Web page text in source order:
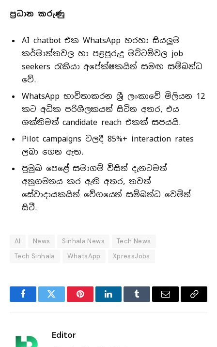
ප්‍රධාන කරුණු
AI chatbot එක WhatsApp හරහා සියලුම
කර්මාන්තවල හා පළපුරුදු මට්ටම්වල job
seekers රැකියා අපේක්ෂකයින් සමඟ සම්බන්ධ
වේ.
WhatsApp භාවිතාකරන ශ්‍රී ලංකාවේ මිලියන 12
කට අධික පරිශීලකයන් සිටින අතර, එය
ශක්තිමත් candidate reach එකක් සපයයි.
Pilot campaigns වලදී 85%+ interaction rates
ලබා ගෙන ඇත.
ප්‍රමුඛ පෙළේ සමාගම් විසින් දැනටමත්
අනුගමනය කර ඇති අතර, තවත්
සේවාදායකයින් වේගයෙන් සම්බන්ධ වෙමින්
සිටී.
AI News Sinhala News
Tech News
Tech Sinhala
WhatsApp XpressJobs
FacebookTwitter PinterestLinkedInTumblr Email
Copy
Editor